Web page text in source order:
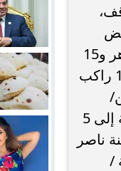
المحافظات الأخرى، تشمل عدد 15 سيارة ميكروباص 14 راكب لخط أسيوط الجديدة / الأزهر و15
سيارة ميكروباص 14 راكب لخط مدينة ناصر / المعلمين فضلاً عن 10 سيارات ميكروباص 14 راكب
الأسكندرية و10 سيارات ميكروباص 14 راكب لخط مدينة أسيوط الجديدة "داخلي" بالإضافة إلى 5
لخط مدينة ناصر
/